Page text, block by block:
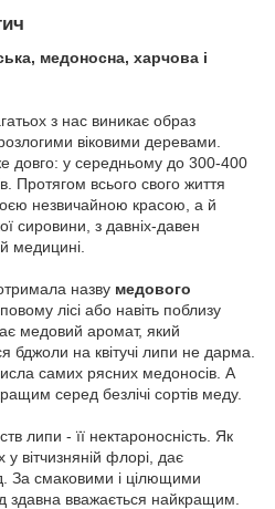
медоносна, харчова і
з нас виникає образ
віковими деревами.
довго: у середньому до 300-400
Протягом всього свого життя
незвичайною красою, а й
сировини, з давніх-давен
медицині.
назву медового
лісі або навіть поблизу
медовий аромат, який
бджоли на квітучі липи не дарма.
самих рясних медоносів. А
серед безлічі сортів меду.
липи - її нектароносність. Як
вітчизняній флорі, дає
За смаковими і цілющими
здавна вважається найкращим.